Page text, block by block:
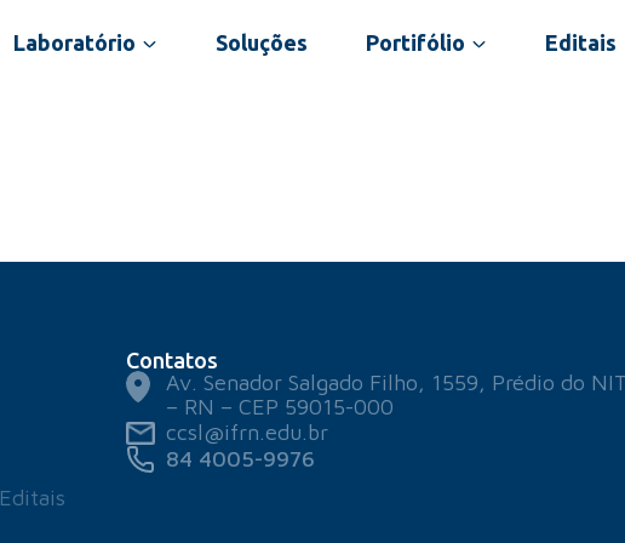
Laboratório Soluções Portifólio Editais
Editais
Contatos
Av. Senador Salgado Filho, 1559, Prédio do
– RN – CEP 59015-000
ccsl@ifrn.edu.br
84 4005-9976